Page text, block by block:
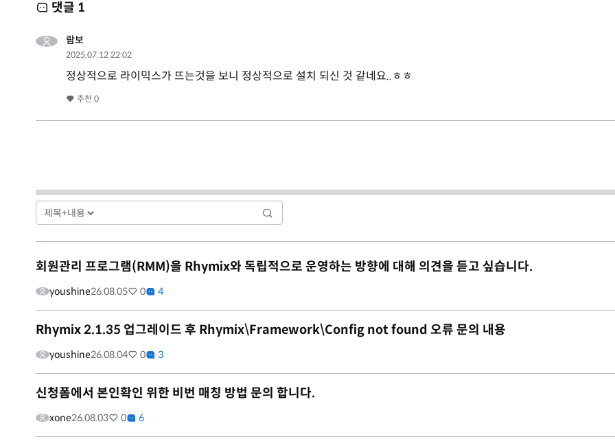
댓글 1
람보
2025.07.12 22:02
정상적으로 라이믹스가 뜨는것을 보니 정상적으로 설치 되신 것 같네요..ㅎㅎ
추천 0
회원관리 프로그램(RMM)을 Rhymix와 독립적으로 운영하는 방향에 대해 의견을 듣고 싶습니다.
youshine26.08.05 0 4
Rhymix 2.1.35 업그레이드 후 Rhymix\Framework\Config not found 오류 문의 내용
youshine26.08.04 0 3
신청폼에서 본인확인 위한 비번 매칭 방법 문의 합니다.
xone26.08.03 0 6